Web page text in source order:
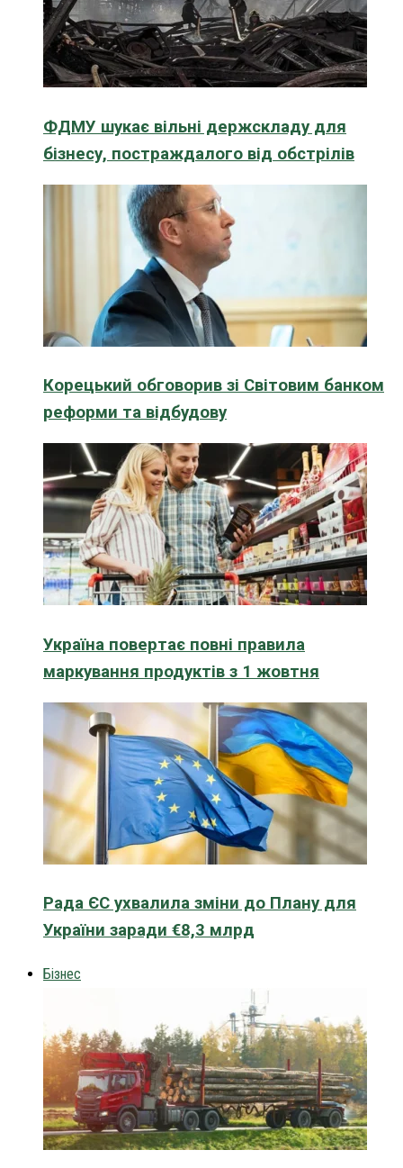
ФДМУ шукає вільні держскладу для
бізнесу, постраждалого від обстрілів
Корецький обговорив зі Світовим банком
реформи та відбудову
Україна повертає повні правила
маркування продуктів з 1 жовтня
Рада ЄС ухвалила зміни до Плану для
України заради €8,3 млрд
Бізнес